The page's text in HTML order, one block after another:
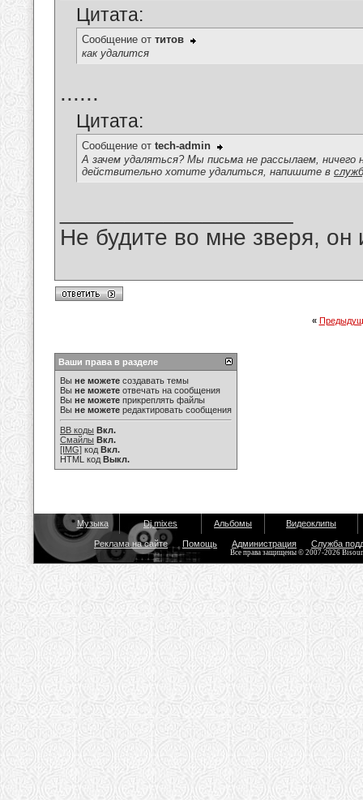
Цитата:
Сообщение от титов
как удалится
......
Цитата:
Сообщение от tech-admin
А зачем удаляться? Мы письма не рассылаем,
действительно хотите удалиться, напишите в
Не будите во мне зверя, он
«
Ваши права в разделе
Вы не можете создавать темы
Вы не можете отвечать на сообщения
Вы не можете прикреплять файлы
Вы не можете редактировать сообщения
BB коды Вкл.
Смайлы Вкл.
[IMG] код Вкл.
HTML код Выкл.
Музыка Dj mixes Альбомы Видеоклипы
Реклама на сайте Помощь Администрация Служба
Все права защищены © 2007-2026